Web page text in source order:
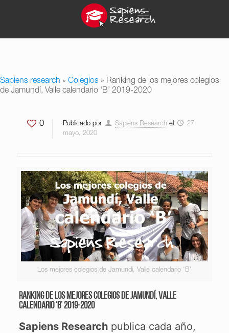
Sapiens research » Colegios » Ranking de los mejores colegios
de Jamundí, Valle calendario ‘B’ 2019-2020
0 Publicado por Sapiens Research el
27
mayo, 2020
Los mejores colegios de Jamundí, Valle calendario 'B'
Ranking de los mejores colegios de Jamundí, Valle
calendario ‘B’ 2019-2020
Sapiens Researchpublica cada año,